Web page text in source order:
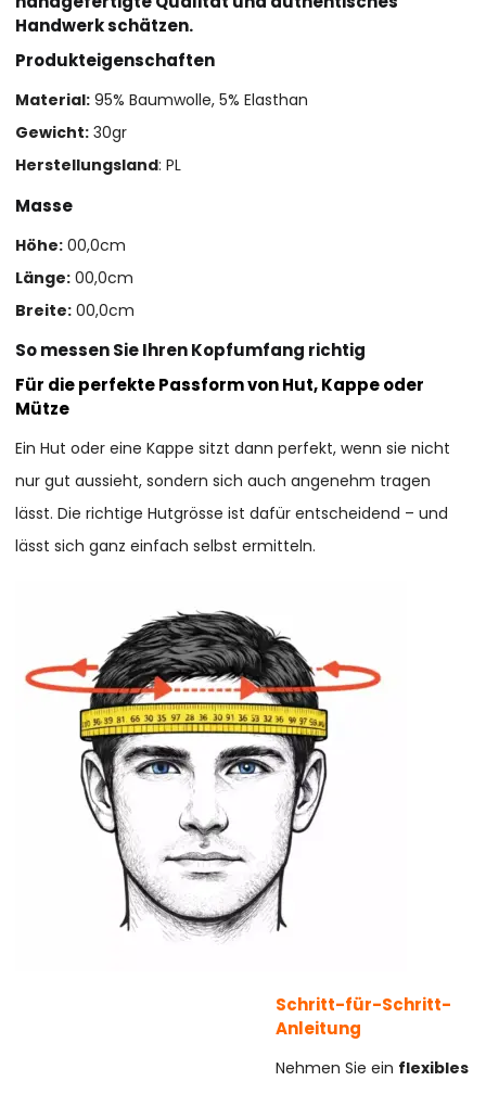
Handwerk schätzen.
Produkteigenschaften
Material: 95% Baumwolle, 5% Elasthan
Gewicht: 30gr
Herstellungsland: PL
Masse
Höhe: 00,0cm
Länge: 00,0cm
Breite: 00,0cm
So messen Sie Ihren Kopfumfang richtig
Für die perfekte Passform von Hut, Kappe oder
Mütze
Ein Hut oder eine Kappe sitzt dann perfekt, wenn sie nicht
nur gut aussieht, sondern sich auch angenehm tragen
lässt. Die richtige Hutgrösse ist dafür entscheidend – und
lässt sich ganz einfach selbst ermitteln.
Schritt-für-Schritt-
Anleitung
Nehmen Sie ein flexibles